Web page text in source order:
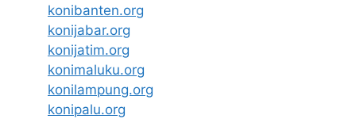
konibanten.org
konijabar.org
konijatim.org
konimaluku.org
konilampung.org
konipalu.org